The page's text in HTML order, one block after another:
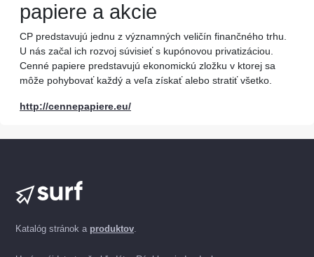
papiere a akcie
CP predstavujú jednu z významných veličín finančného trhu.
U nás začal ich rozvoj súvisieť s kupónovou privatizáciou.
Cenné papiere predstavujú ekonomickú zložku v ktorej sa
môže pohybovať každý a veľa získať alebo stratiť všetko.
http://cennepapiere.eu/
Katalóg stránok a produktov.